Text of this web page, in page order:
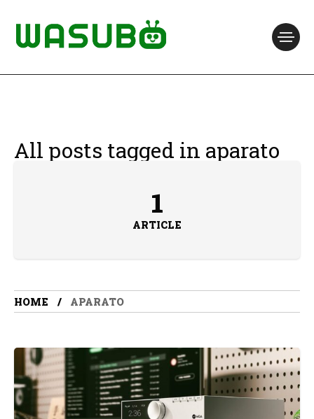
All posts tagged in aparato
1
ARTICLE
HOME APARATO